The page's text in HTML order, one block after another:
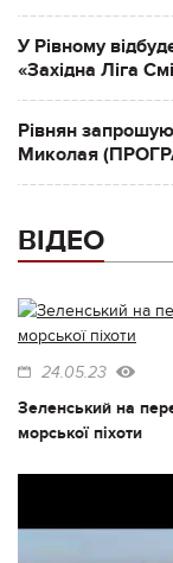
У Рівному
«Західна Ліга
Рівнян
Миколая
ВІДЕО
24.05.23
Зеленський на
морської піхоти